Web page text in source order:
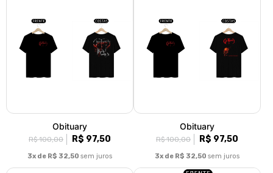
Obituary
R$ 100,00 R$ 97,50
3x de R$ 32,50 sem juros
Obituary
R$ 100,00 R$ 97,50
3x de R$ 32,50 sem juros